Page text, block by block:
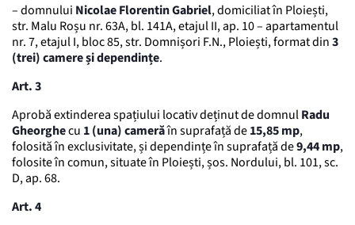
– domnului Nicolae Florentin Gabriel, domiciliat în Ploiești,
str. Malu Roșu nr. 63A, bl. 141A, etajul II, ap. 10 – apartamentul
nr. 7, etajul I, bloc 85, str. Domnișori F.N., Ploiești, format din3
(trei) camere și dependințe.
Art. 3
Aprobă extinderea spațiului locativ deținut de domnulRadu
Gheorghecu 1 (una) camerăîn suprafață de15,85 mp,
folosită în exclusivitate, și dependințe în suprafață de9,44 mp,
folosite în comun, situate în Ploiești, șos. Nordului, bl. 101, sc.
D, ap. 68.
Art. 4